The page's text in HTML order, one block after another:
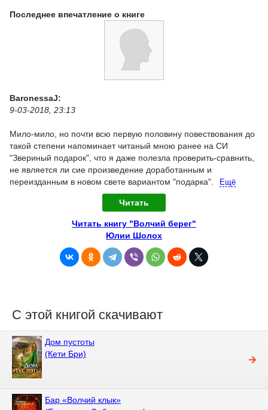
Последнее впечатление о книге
BaronessaJ:
9-03-2018, 23:13
Мило-мило, но почти всю первую половину повествования до
такой степени напоминает читаный мною ранее на СИ
"Звериный подарок", что я даже полезла проверить-сравнить,
не является ли сие произведение доработанным и
переизданным в новом свете вариантом "подарка".
Ещё
Читать
Читать книгу "Волчий берег"
Юлии Шолох
С этой книгой скачивают
Дом пустоты
(Кети Бри)
Бар «Волчий клык»